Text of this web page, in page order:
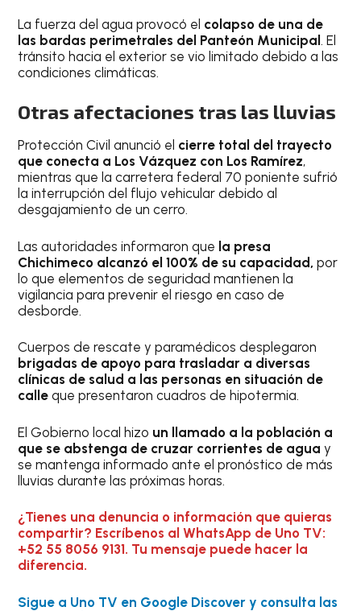
La fuerza del agua provocó el colapso de una de
las bardas perimetrales del Panteón Municipal. El
tránsito hacia el exterior se vio limitado debido a las
condiciones climáticas.
Otras afectaciones tras las lluvias
Protección Civil anunció el cierre total del trayecto
que conecta a Los Vázquez con Los Ramírez,
mientras que la carretera federal 70 poniente sufrió
la interrupción del flujo vehicular debido al
desgajamiento de un cerro.
Las autoridades informaron que la presa
Chichimeco alcanzó el 100% de su capacidad,por
lo que elementos de seguridad mantienen la
vigilancia para prevenir el riesgo en caso de
desborde.
Cuerpos de rescate y paramédicos desplegaron
brigadas de apoyo para trasladar a diversas
clínicas de salud a las personas en situación de
calleque presentaron cuadros de hipotermia.
El Gobierno local hizo un llamado a la población a
que se abstenga de cruzar corrientes de agua y
se mantenga informado ante el pronóstico de más
lluvias durante las próximas horas.
¿Tienes una denuncia o información que quieras
compartir? Escríbenos al WhatsApp de Uno TV:
+52 55 8056 9131. Tu mensaje puede hacer la
diferencia.
Sigue a Uno TV en Google Discover y consulta las